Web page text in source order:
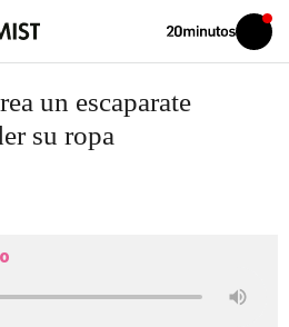
Volver
Iniciar
sesión
un escaparate
su ropa